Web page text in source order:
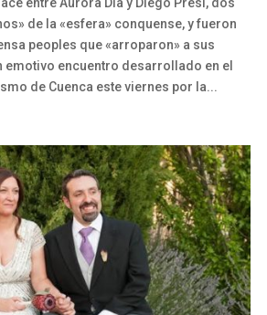
entre Aurora Día y Diego Presi, dos
de la «esfera» conquense, y fueron
peoples que «arroparon» a sus
emotivo encuentro desarrollado en el
de Cuenca este viernes por la...